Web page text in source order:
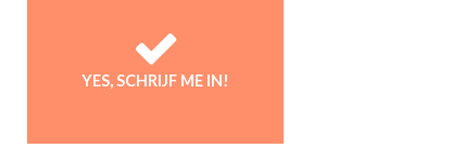
YES, SCHRIJF ME IN!